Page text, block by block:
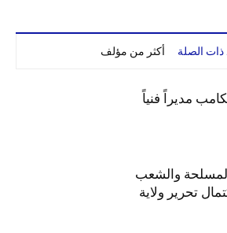
ذات الصلة أكثر من مؤلف
مديراً فنياً
المسلحة والشعب
تحرير ولاية